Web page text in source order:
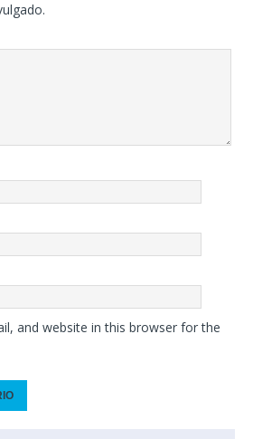
and website in this browser for the